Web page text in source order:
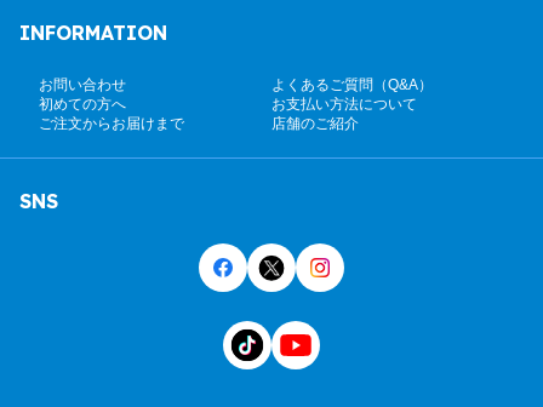
INFORMATION
お問い合わせ
よくあるご質問（Q&A）
初めての方へ
お支払い方法について
ご注文からお届けまで
店舗のご紹介
SNS